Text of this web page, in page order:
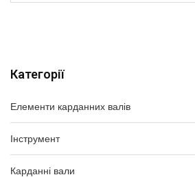
Категорії
Елементи карданних валів
Інструмент
Карданні вали